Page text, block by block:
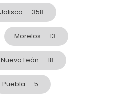
Jalisco 358
Morelos 13
Nuevo León 18
Puebla 5